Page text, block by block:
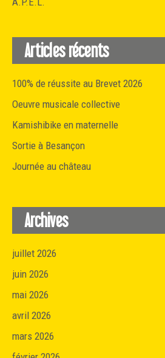
Articles récents
100% de réussite au Brevet 2026
Oeuvre musicale collective
Kamishibike en maternelle
Sortie à Besançon
Journée au château
Archives
juillet 2026
juin 2026
mai 2026
avril 2026
mars 2026